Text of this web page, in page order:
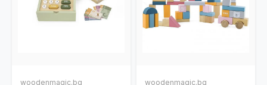
woodenmagic.bg woodenmagic.bg